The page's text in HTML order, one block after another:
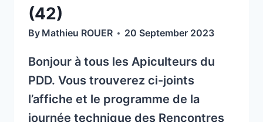
(42)
By Mathieu ROUER 20 September 2023
Bonjour à tous les Apiculteurs du
PDD. Vous trouverez ci-joints
l’affiche et le programme de la
journée technique des Rencontres